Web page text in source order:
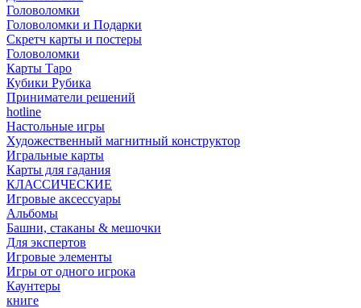
Головоломки
Головоломки и Подарки
Cкретч карты и постеры
Головоломки
Карты Таро
Кубики Рубика
Приниматели решений
hotline
Настольные игры
Художественный магнитный конструктор
Игральные карты
Карты для гадания
КЛАССИЧЕСКИЕ
Игровые аксессуары
Альбомы
Башни, стаканы & мешочки
Для экспертов
Игровые элементы
Игры от одного игрока
Каунтеры
книге